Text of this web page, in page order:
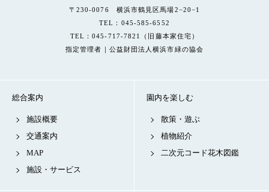
〒230-0076 横浜市鶴見区馬場2−20−1
TEL：045-585-6552
TEL：045-717-7821（旧藤本家住宅）
指定管理者｜公益財団法人横浜市緑の協会
総合案内
施設概要
交通案内
MAP
施設・サービス
園内を楽しむ
散策・遊ぶ
植物紹介
二次元コード花木図鑑